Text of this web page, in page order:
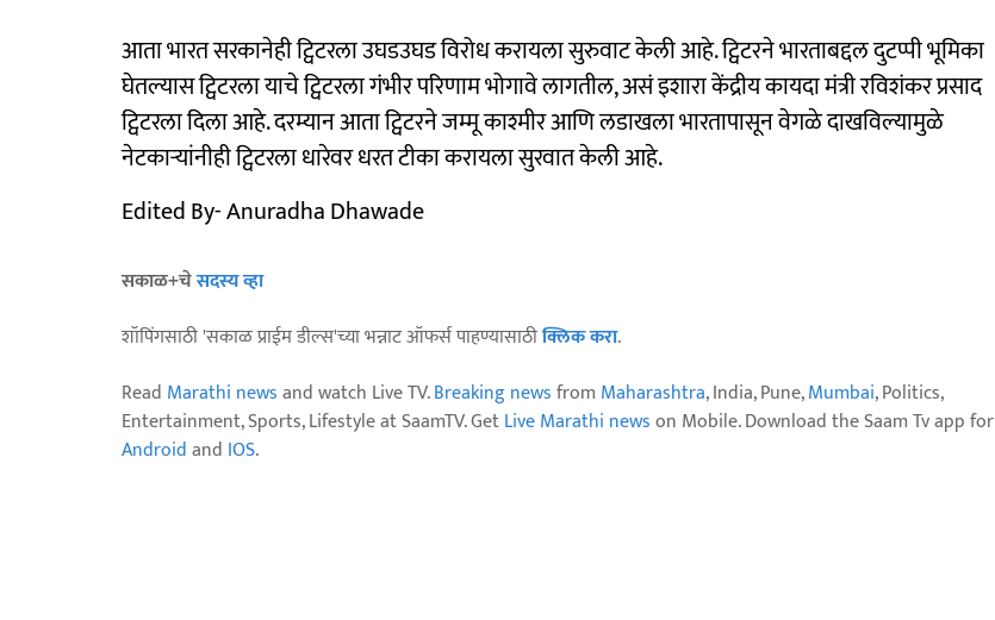
आता भारत सरकानेही ट्विटरला उघडउघड विरोध करायला सुरुवाट केली आहे. ट्विटरने भारताबद्दल दुटप्पी भूमिका
घेतल्यास ट्विटरला याचे ट्विटरला गंभीर परिणाम भोगावे लागतील, असं इशारा केंद्रीय कायदा मंत्री रविशंकर प्रसाद
ट्विटरला दिला आहे. दरम्यान आता ट्विटरने जम्मू काश्मीर आणि लडाखला भारतापासून वेगळे दाखविल्यामुळे
नेटकाऱ्यांनीही ट्विटरला धारेवर धरत टीका करायला सुरवात केली आहे.
Edited By- Anuradha Dhawade
सकाळ+चेसदस्य व्हा
शॉपिंगसाठी 'सकाळ प्राईम डील्स'च्या भन्नाट ऑफर्स पाहण्यासाठीक्लिक करा.
Read Marathi newsand watch Live TV.Breaking newsfrom Maharashtra, India, Pune,Mumbai, Politics,
Entertainment, Sports, Lifestyle at SaamTV. GetLive Marathi newson Mobile. Download the Saam Tv app for
Androidand IOS.